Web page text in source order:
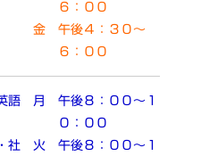
６：００
金
午後４：３０～
６：００
語 月
午後８：００～１
０：００
社
火
午後８：００～１